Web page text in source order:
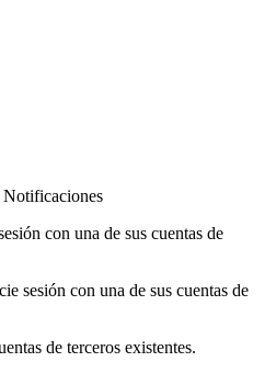
Notificaciones
con una de sus cuentas de
sesión con una de sus cuentas de
de terceros existentes.